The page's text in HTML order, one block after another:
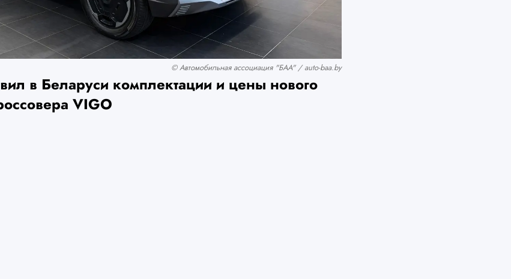
© Автомобильная ассоциация "БАА" / auto-baa.by
в Беларуси комплектации и цены нового
VIGO